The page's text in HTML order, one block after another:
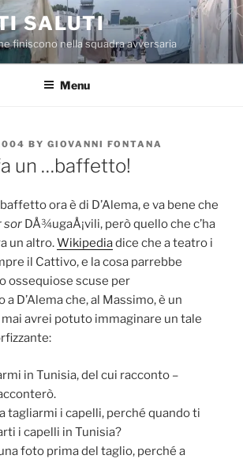
SALUTI
finiscono nella squadra avversaria
Menu
BY GIOVANNI FONTANA
un …baffetto!
ora è di D’Alema, e va bene che
sor DÅ¾ugaÅ¡vili, però quello che c’ha
un altro.Wikipediadice che a teatro i
il Cattivo, e la cosa parrebbe
ossequiose scuse per
a D’Alema che, al Massimo, è un
avrei potuto immaginare un tale
in Tunisia, del cui racconto –
tagliarmi i capelli, perché quando ti
i capelli in Tunisia?
foto prima del taglio, perché a